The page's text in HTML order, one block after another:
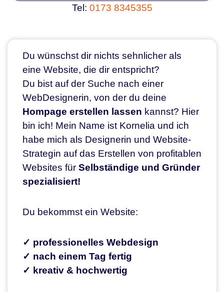
Tel: 0173 8345355
Du wünschst dir nichts sehnlicher als
eine Website, die dir entspricht?
Du bist auf der Suche nach einer
WebDesignerin, von der du deine
Hompage erstellen lassen kannst? Hier
bin ich! Mein Name ist Kornelia und ich
habe mich als Designerin und Website-
Strategin auf das Erstellen von profitablen
Websites für Selbständige und Gründer
spezialisiert!
Du bekommst ein Website:
✓ professionelles Webdesign
✓ nach einem Tag fertig
✓ kreativ & hochwertig